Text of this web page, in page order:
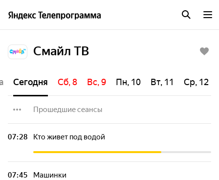
Смайл ТВ
Сегодня Сб, 8 Вс, 9 Пн, 10 Вт, 11 Ср, 12
Прошедшие сеансы
Мой Джем
Необыкновенные приключения Карика и
Вали
07:28 Кто живет под водой
07:45 Машинки